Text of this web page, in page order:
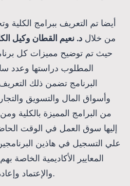
أيضا تم التعريف ببرامج الكلية
من خلال د. نعيم القطان وكيل
حيث تم توضيح مميزات كل
المطلوب دراستها وعدد
البرنامج تضمن ذلك
وأسواق المال والتسويق
من البرامج المميزة بالكلية
إليها سوق العمل في الوقت
علي التسجيل في هاذين البرنامجين
المعايير الأكاديمية الخاصة
والإعتماد وإعادة طرحهم للتسجيل بهم.